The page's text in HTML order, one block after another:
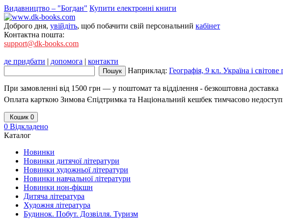
Видавництво – "Богдан" Купити електронні книги
Доброго дня, увійдіть, щоб побачити свій персональний кабінет
Контактна пошта:
support@dk-books.com
де придбати | допомога | контакти
Наприклад: Географія, 9 кл. Україна і
При замовленні від 1500 грн — у поштомат та відділення - безкоштовна доставка
Оплата карткою Зимова Єпідтримка та Національний кешбек тимчасово
Кошик 0
0 Відкладено
Каталог
Новинки
Новинки дитячої літератури
Новинки художньої літератури
Новинки навчальної літератури
Новинки нон-фікшн
Дитяча література
Художня література
Будинок. Побут. Дозвілля. Туризм